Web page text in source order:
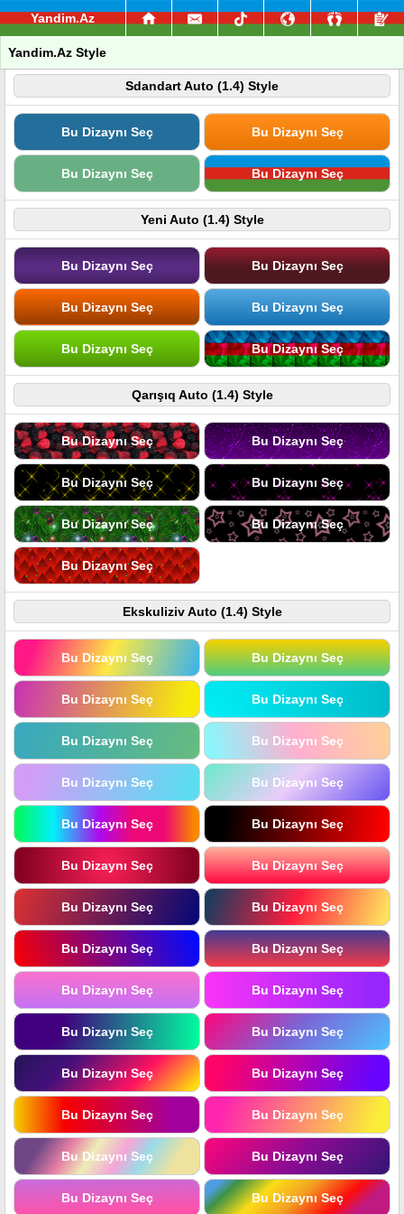
Yandim.Az
Yandim.Az Style
Sdandart Auto (1.4) Style
Bu Dizaynı Seç Bu Dizaynı Seç
Bu Dizaynı Seç Bu Dizaynı Seç
Yeni Auto (1.4) Style
Bu Dizaynı Seç Bu Dizaynı Seç
Bu Dizaynı Seç Bu Dizaynı Seç
Bu Dizaynı Seç Bu Dizaynı Seç
Qarışıq Auto (1.4) Style
Bu Dizaynı Seç Bu Dizaynı Seç
Bu Dizaynı Seç Bu Dizaynı Seç
Bu Dizaynı Seç Bu Dizaynı Seç
Bu Dizaynı Seç
Ekskuliziv Auto (1.4) Style
Bu Dizaynı Seç Bu Dizaynı Seç
Bu Dizaynı Seç Bu Dizaynı Seç
Bu Dizaynı Seç Bu Dizaynı Seç
Bu Dizaynı Seç Bu Dizaynı Seç
Bu Dizaynı Seç Bu Dizaynı Seç
Bu Dizaynı Seç Bu Dizaynı Seç
Bu Dizaynı Seç Bu Dizaynı Seç
Bu Dizaynı Seç Bu Dizaynı Seç
Bu Dizaynı Seç Bu Dizaynı Seç
Bu Dizaynı Seç Bu Dizaynı Seç
Bu Dizaynı Seç Bu Dizaynı Seç
Bu Dizaynı Seç Bu Dizaynı Seç
Bu Dizaynı Seç Bu Dizaynı Seç
Bu Dizaynı Seç Bu Dizaynı Seç